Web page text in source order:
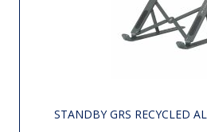
STANDBY GRS RECYCLED